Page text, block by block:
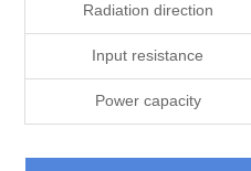
Radiation direction
Input resistance
Power capacity